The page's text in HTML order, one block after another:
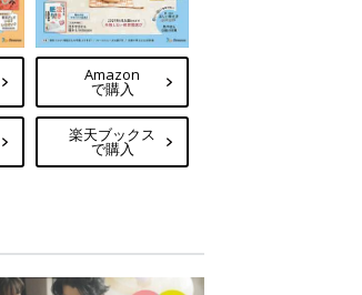
Amazon
で購入
楽天ブックス
で購入